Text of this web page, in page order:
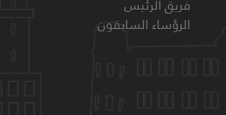
الرؤساء السابقون